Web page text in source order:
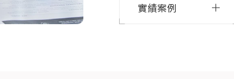
實績案例